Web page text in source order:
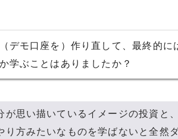
デモ口座を）作り直して、最終的
学ぶことはありましたか？
が思い描いているイメージの投資と
り方みたいなものを学ばないと全然